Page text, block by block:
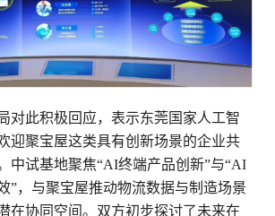
对此积极回应，表示东莞国家人工智
迎聚宝屋这类具有创新场景的企业共
中试基地聚焦“AI终端产品创新”与“AI
”，与聚宝屋推动物流数据与制造场景
在协同空间。双方初步探讨了未来在